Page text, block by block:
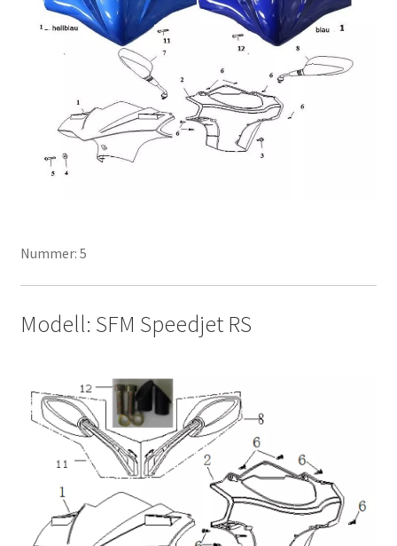
Nummer: 5
Modell: SFM Speedjet RS